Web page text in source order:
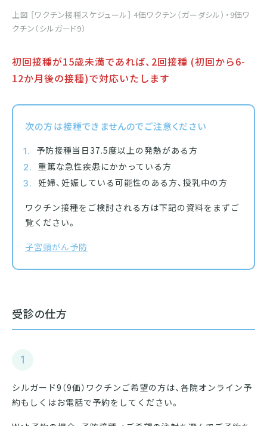
上図 ［ワクチン接種スケジュール］ 4価ワクチン（ガーダシル）・9価ワ
クチン（シルガード9）
初回接種が15歳未満であれば、2回接種 (初回から6-
12か月後の接種)で対応いたします
次の方は接種できませんのでご注意ください
予防接種当日37.5度以上の発熱がある方
重篤な急性疾患にかかっている方
妊婦、妊娠している可能性のある方、授乳中の方
ワクチン接種をご検討される方は下記の資料をまずご
覧ください。
子宮頸がん予防
受診の仕方
1
シルガード9（9価）ワクチンご希望の方は、各院オンライン予
約もしくはお電話で予約をしてください。